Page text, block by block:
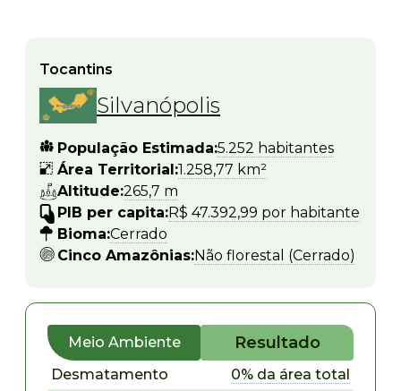
Tocantins
Silvanópolis
População Estimada:5.252 habitantes
Área Territorial:1.258,77 km²
Altitude:265,7 m
PIB per capita:R$ 47.392,99 por habitante
Bioma:Cerrado
Cinco Amazônias:Não florestal (Cerrado)
Meio Ambiente Resultado
Desmatamento
0% da área total